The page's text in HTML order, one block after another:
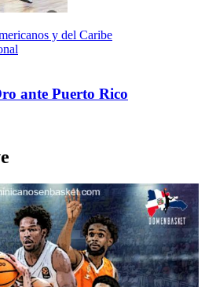
y del Caribe
ante Puerto Rico